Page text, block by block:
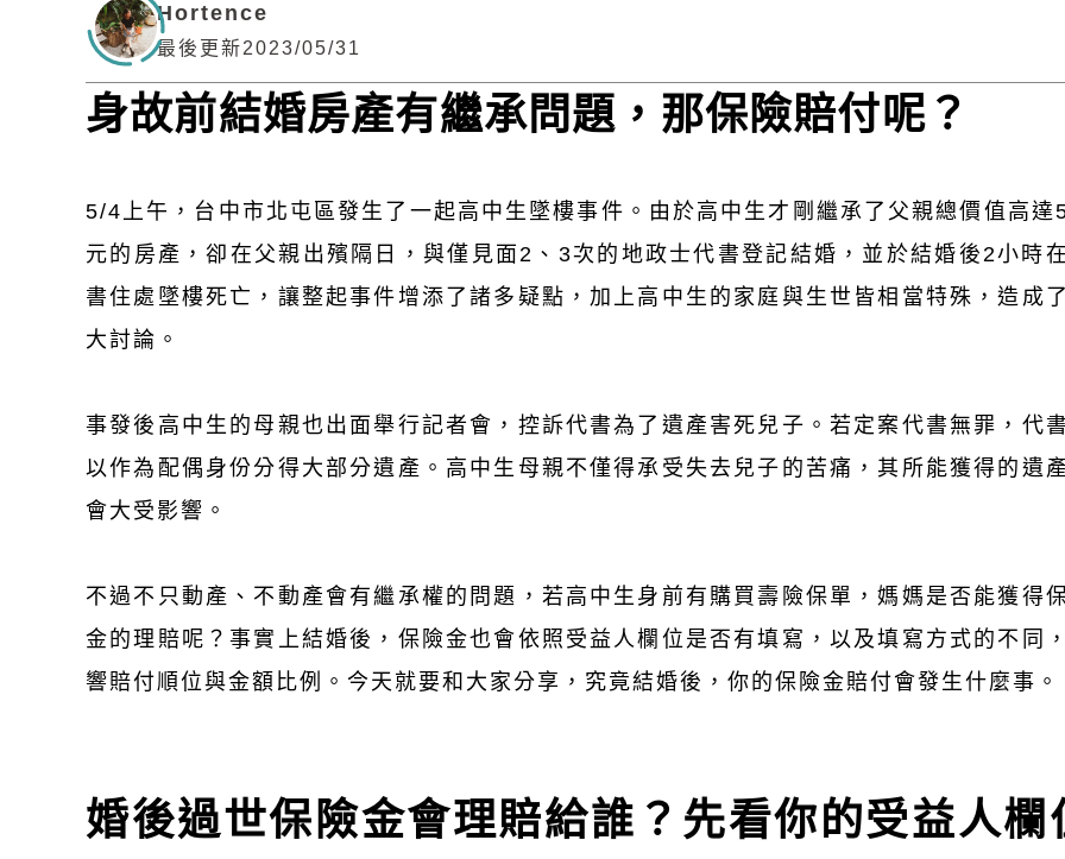
Hortence
最後更新2023/05/31
身故前結婚房產有繼承問題，那保險賠付呢？
5/4上午，台中市北屯區發生了一起高中生墜樓事件。由於高中生才剛繼承了父親總價值高達
元的房產，卻在父親出殯隔日，與僅見面2、3次的地政士代書登記結婚，並於結婚後2小時
書住處墜樓死亡，讓整起事件增添了諸多疑點，加上高中生的家庭與生世皆相當特殊，造成
大討論。
事發後高中生的母親也出面舉行記者會，控訴代書為了遺產害死兒子。若定案代書無罪，代書
以作為配偶身份分得大部分遺產。高中生母親不僅得承受失去兒子的苦痛，其所能獲得的遺
會大受影響。
不過不只動產、不動產會有繼承權的問題，若高中生身前有購買壽險保單，媽媽是否能獲得
金的理賠呢？事實上結婚後，保險金也會依照受益人欄位是否有填寫，以及填寫方式的不同
響賠付順位與金額比例。今天就要和大家分享，究竟結婚後，你的保險金賠付會發生什麼事。
婚後過世保險金會理賠給誰？先看你的受益人欄